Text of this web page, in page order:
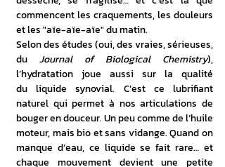
commencent les craquements, les douleurs
et les "aïe-aïe-aïe" du matin.
Selon des études (oui, des vraies, sérieuses,
du Journal of Biological Chemistry),
l’hydratation joue aussi sur la qualité
du liquide synovial. C’est ce lubrifiant
naturel qui permet à nos articulations de
bouger en douceur. Un peu comme de l’huile
moteur, mais bio et sans vidange. Quand on
manque d’eau, ce liquide se fait rare… et
chaque mouvement devient une petite